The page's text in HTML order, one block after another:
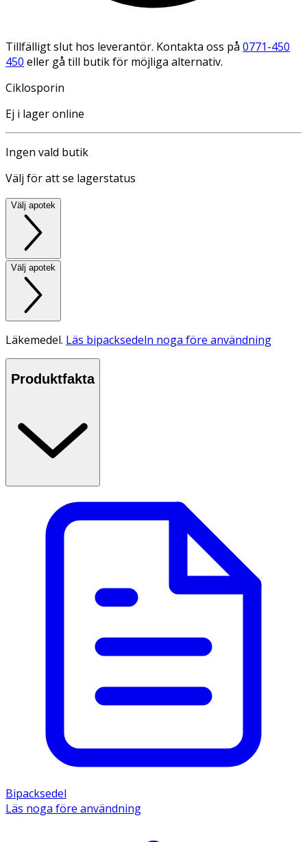
Tillfälligt slut hos leverantör. Kontakta oss på 0771-450
450 eller gå till butik för möjliga alternativ.
Ciklosporin
Ej i lager online
Ingen vald butik
Välj för att se lagerstatus
Välj apotek
Välj apotek
Läkemedel. Läs bipacksedeln noga före användning
Produktfakta
Bipacksedel
Läs noga före användning